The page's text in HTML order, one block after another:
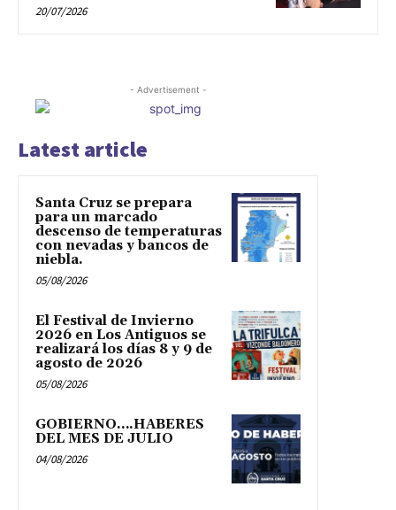
20/07/2026
- Advertisement -
Latest article
Santa Cruz se prepara
para un marcado
descenso de temperaturas
con nevadas y bancos de
niebla.
05/08/2026
El Festival de Invierno
2026 en Los Antiguos se
realizará los días 8 y 9 de
agosto de 2026
05/08/2026
GOBIERNO….HABERES
DEL MES DE JULIO
04/08/2026